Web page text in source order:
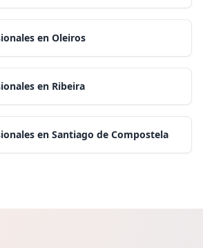
en Oleiros
en Ribeira
en Santiago de Compostela